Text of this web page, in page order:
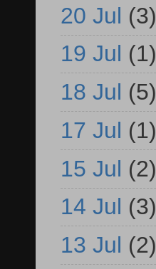
20 Jul (3)
19 Jul (1)
18 Jul (5)
17 Jul (1)
15 Jul (2)
14 Jul (3)
13 Jul (2)